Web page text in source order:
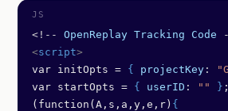
<!-- OpenReplay Tracking Code
<script>
var initOpts = { projectKey :
var startOpts = { userID : "" } ;
(function(A,s,a,y,e,r) {